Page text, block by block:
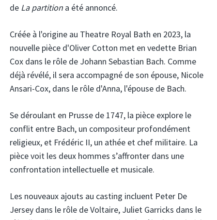
de La partition a été annoncé.
Créée à l'origine au Theatre Royal Bath en 2023, la
nouvelle pièce d'Oliver Cotton met en vedette Brian
Cox dans le rôle de Johann Sebastian Bach. Comme
déjà révélé, il sera accompagné de son épouse, Nicole
Ansari-Cox, dans le rôle d'Anna, l'épouse de Bach.
Se déroulant en Prusse de 1747, la pièce explore le
conflit entre Bach, un compositeur profondément
religieux, et Frédéric II, un athée et chef militaire. La
pièce voit les deux hommes s’affronter dans une
confrontation intellectuelle et musicale.
Les nouveaux ajouts au casting incluent Peter De
Jersey dans le rôle de Voltaire, Juliet Garricks dans le